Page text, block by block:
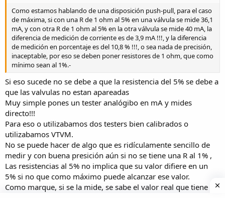
Como estamos hablando de una disposición push-pull, para el caso
de máxima, si con una R de 1 ohm al 5% en una válvula se mide 36,1
mA, y con otra R de 1 ohm al 5% en la otra válvula se mide 40 mA, la
diferencia de medición de corriente es de 3,9 mA !!!, y la diferencia
de medición en porcentaje es del 10,8 % !!!, o sea nada de precisión,
inaceptable, por eso se deben poner resistores de 1 ohm, que como
mínimo sean al 1%.-
Si eso sucede no se debe a que la resistencia del 5% se debe a
que las valvulas no estan apareadas
Muy simple pones un tester analógibo en mA y mides
directo!!!
Para eso o utilizabamos dos testers bien calibrados o
utilizabamos VTVM.
No se puede hacer de algo que es ridículamente sencillo de
medir y con buena presición aún si no se tiene una R al 1% ,
Las resistencias al 5% no implica que su valor difiere en un
5% si no que como máximo puede alcanzar ese valor.
Como marque, si se la mide, se sabe el valor real que tiene se